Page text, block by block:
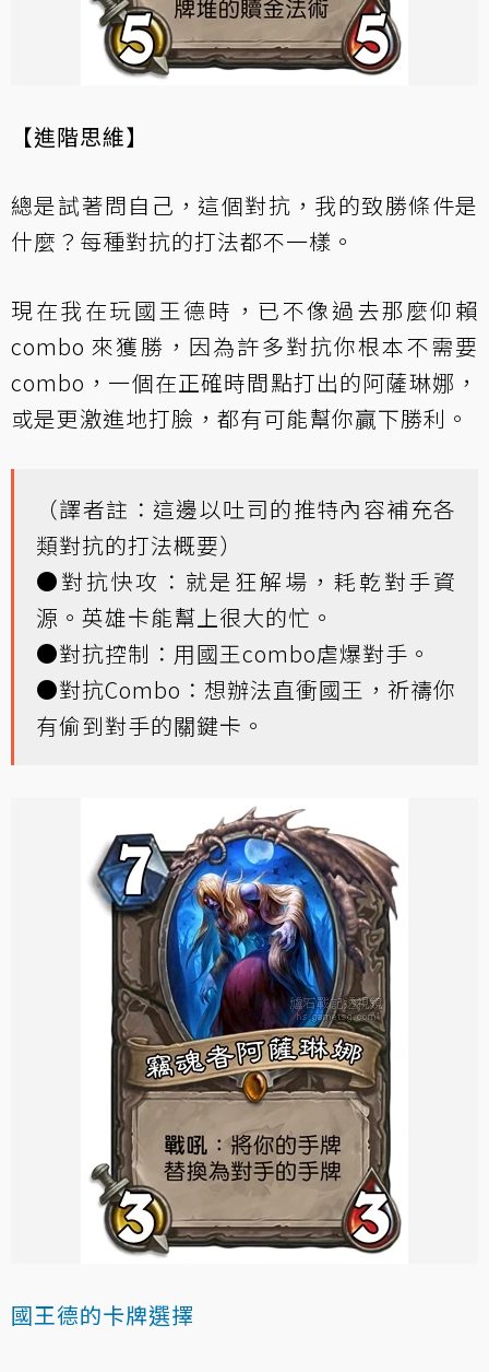
【進階思維】
總是試著問自己，這個對抗，我的致勝條件是
什麼？每種對抗的打法都不一樣。
現在我在玩國王德時，已不像過去那麼仰賴
combo 來獲勝，因為許多對抗你根本不需要
combo，一個在正確時間點打出的阿薩琳娜，
或是更激進地打臉，都有可能幫你贏下勝利。
（譯者註：這邊以吐司的推特內容補充各
類對抗的打法概要）
●對抗快攻：就是狂解場，耗乾對手資
源。英雄卡能幫上很大的忙。
●對抗控制：用國王combo虐爆對手。
●對抗Combo：想辦法直衝國王，祈禱你
有偷到對手的關鍵卡。
國王德的卡牌選擇